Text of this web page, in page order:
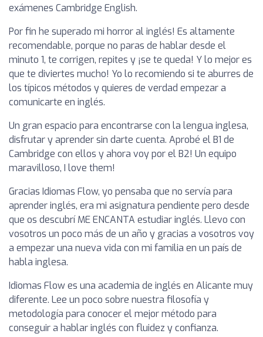
exámenes Cambridge English.
Por fin he superado mi horror al inglés! Es altamente
recomendable, porque no paras de hablar desde el
minuto 1, te corrigen, repites y ¡se te queda! Y lo mejor es
que te diviertes mucho! Yo lo recomiendo si te aburres de
los típicos métodos y quieres de verdad empezar a
comunicarte en inglés.
Un gran espacio para encontrarse con la lengua inglesa,
disfrutar y aprender sin darte cuenta. Aprobé el B1 de
Cambridge con ellos y ahora voy por el B2! Un equipo
maravilloso, I love them!
Gracias Idiomas Flow, yo pensaba que no servía para
aprender inglés, era mi asignatura pendiente pero desde
que os descubrí ME ENCANTA estudiar inglés. Llevo con
vosotros un poco más de un año y gracias a vosotros voy
a empezar una nueva vida con mi familia en un país de
habla inglesa.
Idiomas Flow es una academia de inglés en Alicante muy
diferente. Lee un poco sobre nuestra filosofía y
metodología para conocer el mejor método para
conseguir a hablar inglés con fluidez y confianza.